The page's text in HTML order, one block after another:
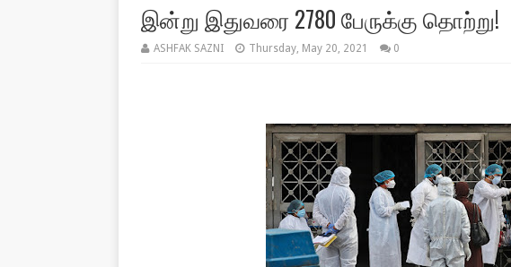
இன்று இதுவரை 2780 பேருக்கு தொற்று!
ASHFAK SAZNI Thursday, May 20, 2021 0